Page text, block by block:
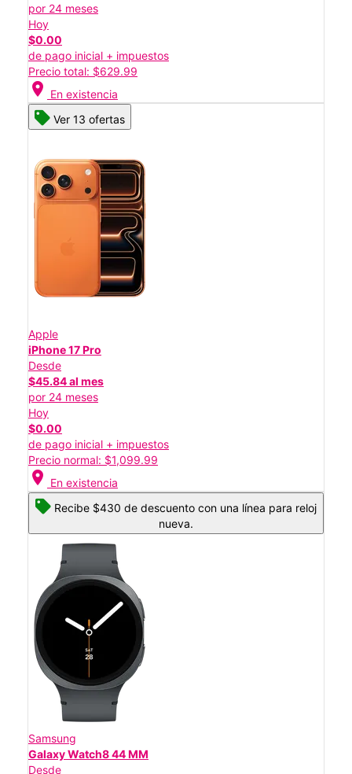
por 24 meses
Hoy
$0.00
de pago inicial + impuestos
Precio total: $629.99
location_on En existencia
Ver 13 ofertas
Apple
iPhone 17 Pro
Desde
$45.84 al mes
por 24 meses
Hoy
$0.00
de pago inicial + impuestos
Precio normal: $1,099.99
location_on En existencia
Recibe $430 de descuento con una línea para reloj
nueva.
Samsung
Galaxy Watch8 44 MM
Desde